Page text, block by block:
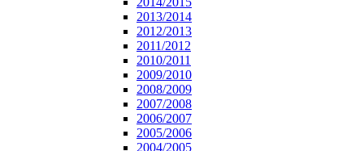
2013/2014
2012/2013
2011/2012
2010/2011
2009/2010
2008/2009
2007/2008
2006/2007
2005/2006
2004/2005